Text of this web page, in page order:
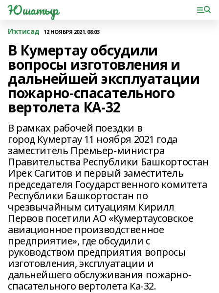
Юшатыр
Иҡтисад 12 НОЯБРЯ 2021, 08:03
В Кумертау обсудили
вопросы изготовления и
дальнейшей эксплуатации
пожарно-спасательного
вертолета КА-32
В рамках рабочей поездки в
город Кумертау 11 ноября 2021 года
заместитель Премьер-министра
Правительства Республики Башкортостан
Ирек Сагитов и первый заместитель
председателя Государственного комитета
Республики Башкортостан по
чрезвычайным ситуациям Кирилл
Первов посетили АО «Кумертаусовское
авиационное производственное
предприятие», где обсудили с
руководством предприятия вопросы
изготовления, эксплуатации и
дальнейшего обслуживания пожарно-
спасательного вертолета Ка-32.